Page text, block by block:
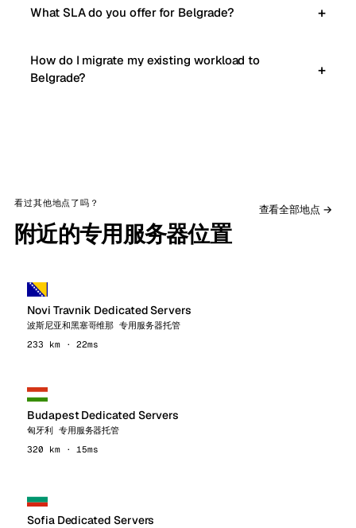
What SLA do you offer for Belgrade?
How do I migrate my existing workload to
Belgrade?
看过其他地点了吗？
附近的专用服务器位置
查看全部地点 →
Novi Travnik Dedicated Servers
波斯尼亚和黑塞哥维那 专用服务器托管
233 km · 22ms
Budapest Dedicated Servers
匈牙利 专用服务器托管
320 km · 15ms
Sofia Dedicated Servers